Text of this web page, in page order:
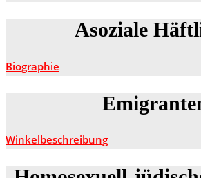
Asoziale
Biographie
Winkelbeschreibung